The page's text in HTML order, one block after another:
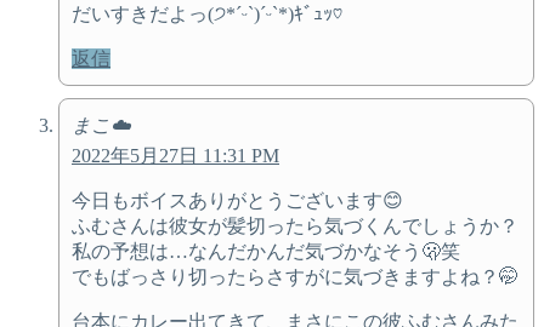
だいすきだよっ(੭*ˊᵕˋ)ˊᵕˋ*)ｷﾞｭｯ♡
返信
まこ☁️
2022年5月27日 11:31 PM
今日もボイスありがとうございます😊
ふむさんは彼女が髪切ったら気づくんでしょうか？
私の予想は…なんだかんだ気づかなそう🫢笑
でもばっさり切ったらさすがに気づきますよね？🤭
台本にカレー出てきて、まさにこの彼ふむさんみた